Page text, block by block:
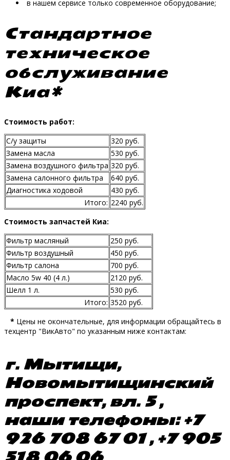
в нашем сервисе только современное оборудование;
Стандартное
техническое
обслуживание
Киа*
Стоимость работ:
С/у защиты
320 руб.
Замена масла
530 руб.
Замена воздушного фильтра 320 руб.
Замена салонного фильтра
640 руб.
Диагностика ходовой
430 руб.
Итого: 2240 руб.
Стоимость запчастей Киа:
Фильтр масляный
250 руб.
Фильтр воздушный
450 руб.
Фильтр салона
700 руб.
Масло 5w 40 (4 л.)
2120 руб.
Шелл 1 л.
530 руб.
Итого: 3520 руб.
* Цены не окончательные, для информации обращайтесь в
техцентр "ВикАвто" по указанным ниже контактам:
г. Мытищи,
Новомытищинский
проспект, вл. 5 ,
наши телефоны: +7
926 708 67 01 , +7 905